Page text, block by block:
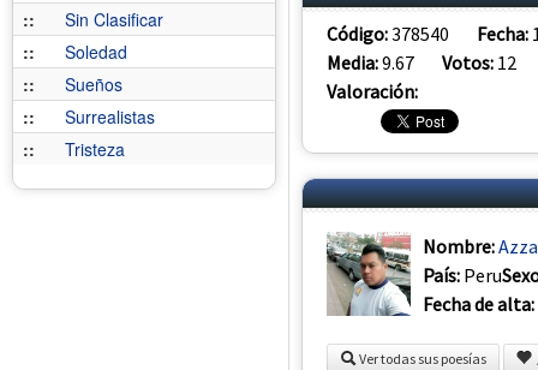
::
Sin Clasificar
::
Soledad
::
Sueños
::
Surrealistas
::
Tristeza
Código:378540 Fecha:
Media:9.67 Votos: 12
Valoración:
Nombre:
País: Peru
Fecha de alta:
Ver todas sus poesías